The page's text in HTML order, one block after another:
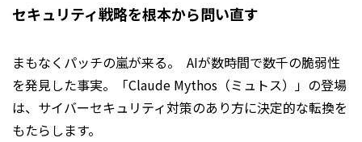
セキュリティ戦略を根本から問い直す
まもなくパッチの嵐が来る。 ―― AIが数時間で数千の脆弱性
を発見した事実。「Claude Mythos（ミュトス）」の登場
は、サイバーセキュリティ対策のあり方に決定的な転換を
もたらします。